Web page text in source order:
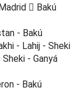
Bakú
- Bakú
- Lahij - Sheki
- Ganyá
- Bakú